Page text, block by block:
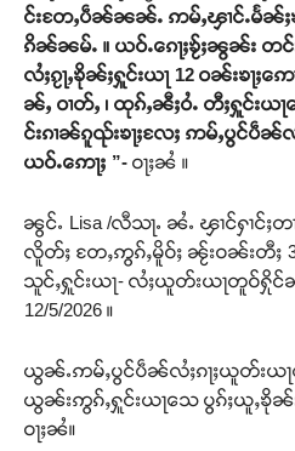
င်းတႄႇပဵၼ်ၼၼ်ႉ ဢမ်ႇၾၢင်ႉမႅၼ်ႈ
ၵိၼ်ၼမ်ႉ ။ ယဝ်ႉၵေႃႈၶႂ်ႈၼွၼ်း တင်
လႆႈၵႂႃႇၶိုၼ်ႈႁူင်းယႃ 12 ဝၼ်းၶႃႈဢ
ၼ်ႇ ဝၢတ်ႇ ၊ ထုၵ်ႇၼီႈဝႆႉ တီႈႁူင်းယႃ
င်းၵၢၼ်ၵူၺ်းၶႃႈလႄႈ ဢမ်ႇပွင်ပဵၼ်
ယဝ်ႉဢေႃႈ ”- ဝႃႈၼႆ ။
ၼွင်ႉ Lisa /လီသႃႉ ၼႆႉ ၾၢင်ႁၢင်ႈ
လိူတ်ႈ တႄႇဢွၵ်ႇမိူဝ်ႈ ၼႂ်းဝၼ်းတီႈ 30/
သူင်ႇႁူင်းယႃ- လႆႈယူတ်းယႃတူဝ်ႁိုင်
12/5/2026 ။
ယွၼ်ႉဢမ်ႇပွင်ပဵၼ်လႆႈၵႃႈယူတ်းယ
ယွၼ်းဢွၵ်ႇႁူင်းယႃသေ ပွၵ်ႈယူႇၶိုၼ်
ဝႃႈၼႆ။